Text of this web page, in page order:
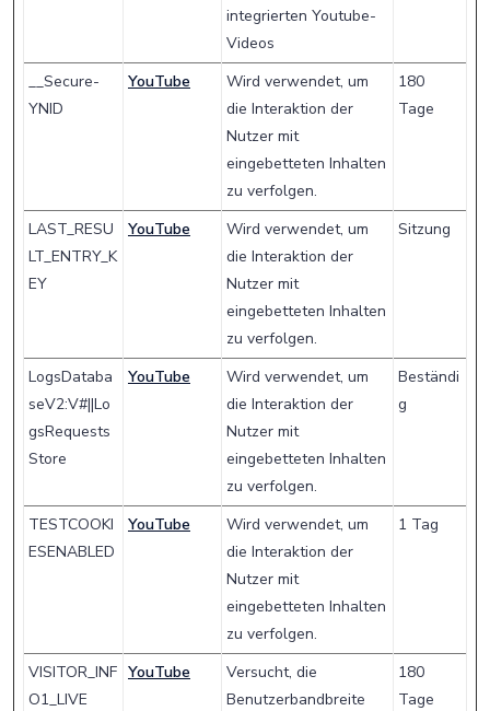
integrierten Youtube-
Videos
__Secure-
YNID
YouTube
Wird verwendet, um
die Interaktion der
Nutzer mit
eingebetteten Inhalten
zu verfolgen.
180
Tage
LAST_RESU
LT_ENTRY_K
EY
YouTube
Wird verwendet, um
die Interaktion der
Nutzer mit
eingebetteten Inhalten
zu verfolgen.
Sitzung
LogsDataba
seV2:V#||Lo
gsRequests
Store
YouTube
Wird verwendet, um
die Interaktion der
Nutzer mit
eingebetteten Inhalten
zu verfolgen.
Beständi
g
TESTCOOKI
ESENABLED
YouTube
Wird verwendet, um
die Interaktion der
Nutzer mit
eingebetteten Inhalten
zu verfolgen.
1 Tag
VISITOR_INF
O1_LIVE
YouTube
Versucht, die
Benutzerbandbreite
180
Tage